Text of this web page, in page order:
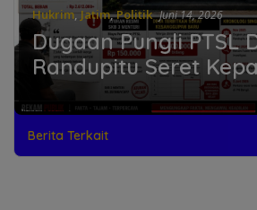
Hukrim, Jatim,Politik Juni 14, 2026
Dugaan Pungli PTSL
Randupitu Seret
Berita Terkait